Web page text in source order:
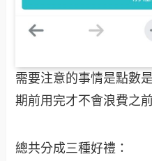
需要注意的事情是點數
期前用完才不會浪費之
總共分成三種好禮：